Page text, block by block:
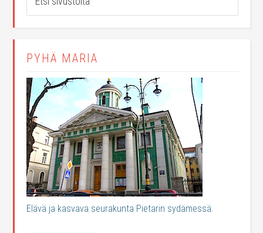
PYHÄ MARIA
Elävä ja kasvava seurakunta Pietarin sydämessä.